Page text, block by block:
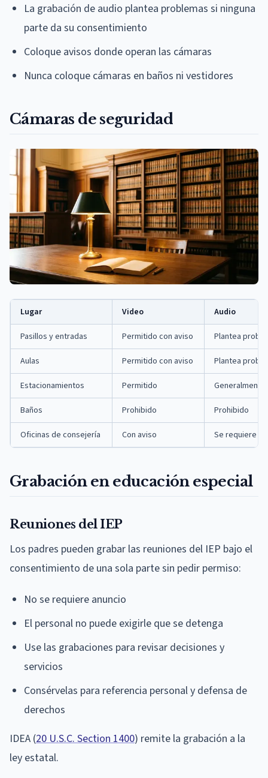
La grabación de audio plantea problemas si ninguna
parte da su consentimiento
Coloque avisos donde operan las cámaras
Nunca coloque cámaras en baños ni vestidores
Cámaras de seguridad
Lugar Video Audio
Pasillos y entradas Permitido con aviso Plantea
Aulas Permitido con aviso Plantea
Estacionamientos Permitido Generalmente
Baños Prohibido Prohibido
Oficinas de consejería Con aviso Se requiere
Grabación en educación especial
Reuniones del IEP
Los padres pueden grabar las reuniones del IEP bajo el
consentimiento de una sola parte sin pedir permiso:
No se requiere anuncio
El personal no puede exigirle que se detenga
Use las grabaciones para revisar decisiones y
servicios
Consérvelas para referencia personal y defensa de
derechos
IDEA (20 U.S.C. Section 1400) remite la grabación a la
ley estatal.